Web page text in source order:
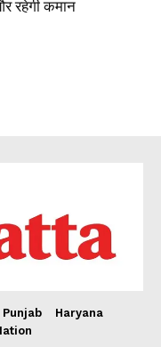
रहेगी कमान
Punjab
Haryana